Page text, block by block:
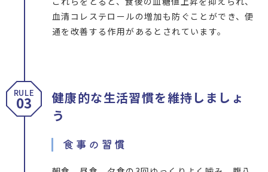
血清コレステロールの増加も防ぐことができ、便
通を改善する作用があるとされています。
RULE
03
健康的な生活習慣を維持しましょ
う
食事の習慣